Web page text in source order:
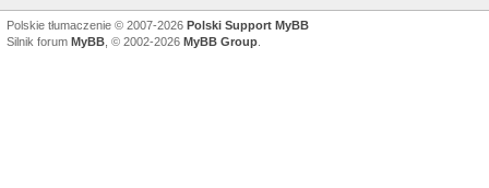
Polskie tłumaczenie © 2007-2026 Polski Support MyBB
Silnik forum MyBB , © 2002-2026 MyBB Group